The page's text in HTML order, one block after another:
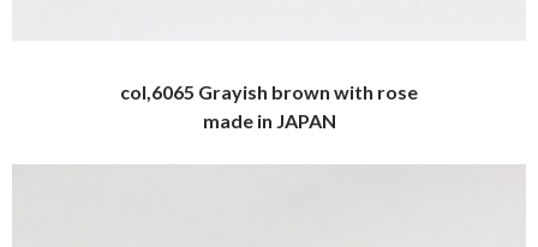
col,6065 Grayish brown with rose
made in JAPAN